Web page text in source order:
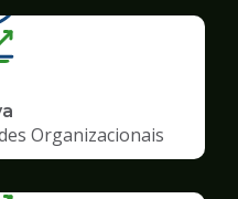
Organizacionais